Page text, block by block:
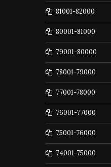
81001-82000
80001-81000
79001-80000
78001-79000
77001-78000
76001-77000
75001-76000
74001-75000